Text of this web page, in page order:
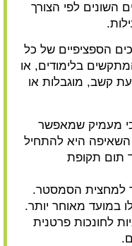
השונים לפי הצורך
הספציפיים של כל
בלימודים, או
קשב, מוגבלות או
מעמיק שמאפשר
היא להתחיל
תום תקופת
למחצית הסמסטר.
במועד מאוחר יותר.
לחונכות פרטנית